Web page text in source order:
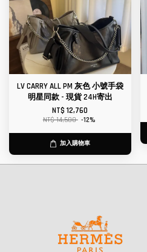
LV CARRY ALL PM 灰色 小號手袋
明星同款 - 現貨 24H寄出
NT$ 12,760
NT$ 14,500 -12%
加入購物車